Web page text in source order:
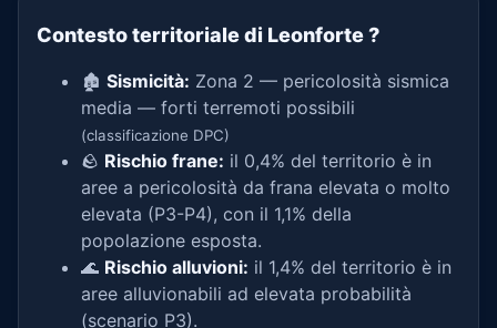
Contesto territoriale di Leonforte?
🏚️ Sismicità: Zona 2 — pericolosità sismica
media — forti terremoti possibili
(classificazione DPC)
🪨 Rischio frane: il 0,4% del territorio è in
aree a pericolosità da frana elevata o molto
elevata (P3-P4), con il 1,1% della
popolazione esposta.
🌊 Rischio alluvioni: il 1,4% del territorio è in
aree alluvionabili ad elevata probabilità
(scenario P3).